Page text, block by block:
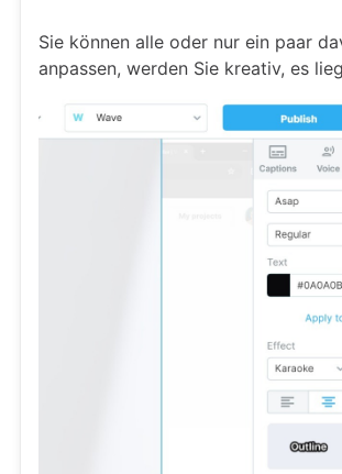
Sie können alle oder nur ein paar
anpassen, werden Sie kreativ, es